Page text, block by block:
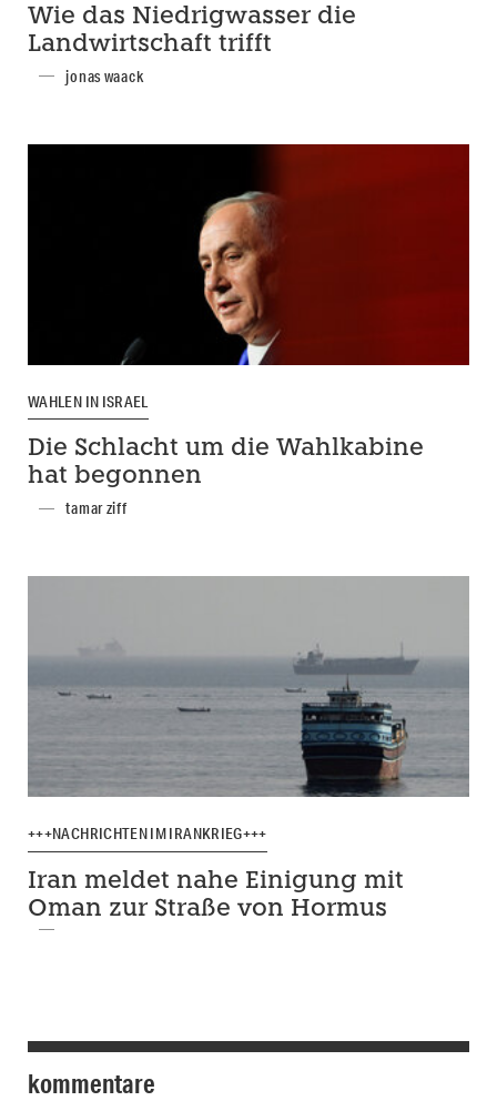
Wie das Niedrigwasser die
Landwirtschaft trifft
jonas waack
WAHLEN IN ISRAEL
Die Schlacht um die Wahlkabine
hat begonnen
tamar ziff
+++NACHRICHTEN IM IRANKRIEG+++
Iran meldet nahe Einigung mit
Oman zur Straße von Hormus
kommentare